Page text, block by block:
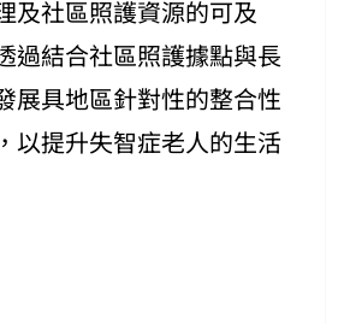
及社區照護資源的可及
過結合社區照護據點與長
展具地區針對性的整合性
以提升失智症老人的生活